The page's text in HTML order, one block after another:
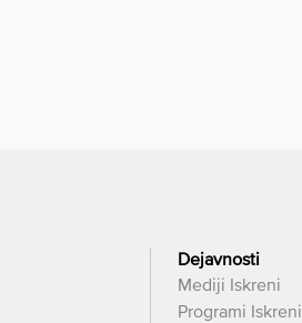
Dejavnosti
Mediji Iskreni
Programi Iskreni